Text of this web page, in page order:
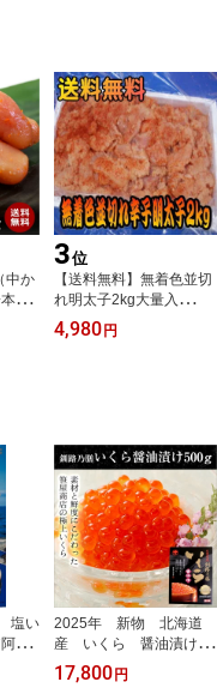
中か
す
メ
/02
3位
【送料無料】無着色並切
れ明太子2kg大量入
荷！！/訳あり/メガ盛
り 【送料無料】【訳あ
4,980 円
塩い
部
受
無
2025年 新物 北海道
産 いくら 醤油漬け
500g 笹谷商店 釧路の
膳 鮭卵 お歳暮 ギフ
17,800 円